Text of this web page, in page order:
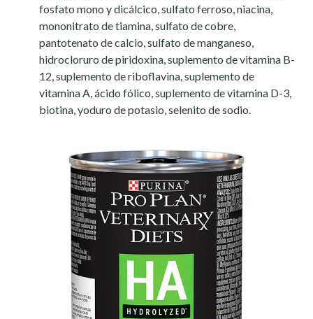
fosfato mono y dicálcico, sulfato ferroso, niacina,
mononitrato de tiamina, sulfato de cobre,
pantotenato de calcio, sulfato de manganeso,
hidrocloruro de piridoxina, suplemento de vitamina B-
12, suplemento de riboflavina, suplemento de
vitamina A, ácido fólico, suplemento de vitamina D-3,
biotina, yoduro de potasio, selenito de sodio.